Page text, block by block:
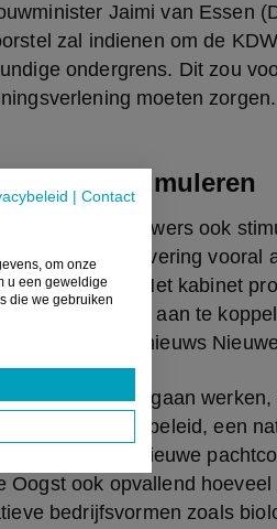
Contact
om onze
u een geweldige
die we gebruiken
Jaimi van Essen
zal indienen om de
ondergrens. Dit zou
moeten zorgen.
stimuleren
wil landbouwers ook
gold extensivering vooral
te halen. Het kabinet
perspectief aan te
voor landbouwnieuws
die extensiever gaan
van actief grondbeleid, een
en nieuwe
Oogst ook opvallend
bedrijfsvormen zoals